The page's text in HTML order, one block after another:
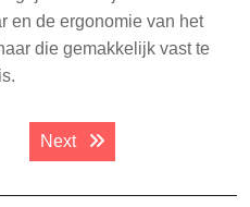
en de ergonomie van het
die gemakkelijk vast te
Next Next post: